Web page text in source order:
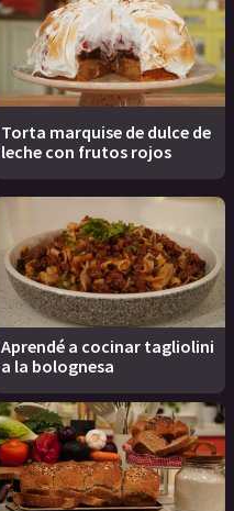
Torta marquise de dulce de
leche con frutos rojos
Aprendé a cocinar tagliolini
a la bolognesa